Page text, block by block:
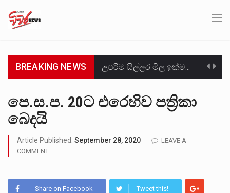
BREAKING NEWS
සංවිධානාත්මක අපරාධකරුවකු වන ලොකු පැටිගේ ප්‍රධාන වෙඩික්කරු බවට සැක කරන ගිං ගඟේ ගිල්වා මරා දමා…
පෙ.ස.ප. 20ට එරෙහිව පත්‍රිකා
බෙදයි
Article Published: September 28, 2020
LEAVE A
COMMENT
Share on Facebook Tweet this!